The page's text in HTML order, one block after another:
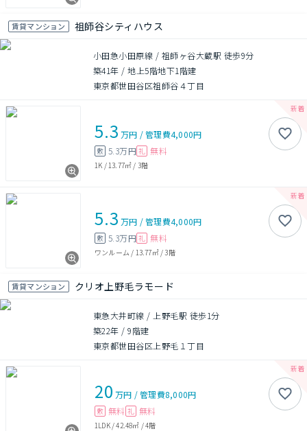
賃貸マンション 祖師谷シティハウス
小田急小田原線 / 祖師ヶ谷大蔵駅 徒歩9分
築41年 /地上5階地下1階建
東京都世田谷区祖師谷４丁目
5.3 万円 /管理費4,000円
敷 5.3万円 礼 無料
1K / 13.77㎡ / 3階
5.3 万円 /管理費4,000円
敷 5.3万円 礼 無料
ワンルーム / 13.77㎡/3階
賃貸マンション クリオ上野毛ラモード
東急大井町線 / 上野毛駅 徒歩1分
築22年 /9階建
東京都世田谷区上野毛１丁目
20 万円 /管理費8,000円
敷 無料 礼 無料
1LDK/42.48㎡ /4階